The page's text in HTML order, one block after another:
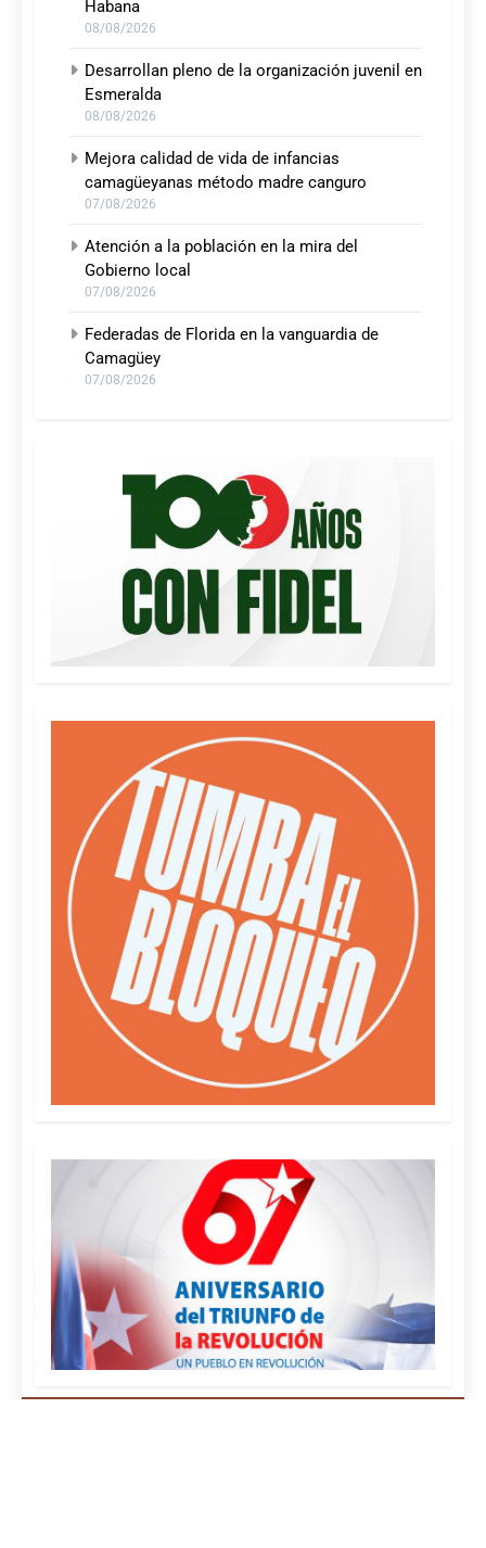
Habana
08/08/2026
Desarrollan pleno de la organización juvenil en
Esmeralda
08/08/2026
Mejora calidad de vida de infancias
camagüeyanas método madre canguro
07/08/2026
Atención a la población en la mira del
Gobierno local
07/08/2026
Federadas de Florida en la vanguardia de
Camagüey
07/08/2026